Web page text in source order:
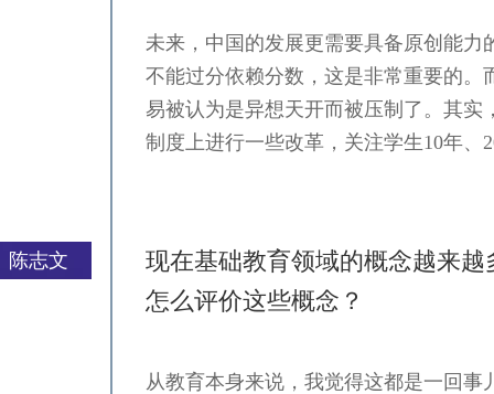
未来，中国的发展更需要具备原创能
不能过分依赖分数，这是非常重要的
易被认为是异想天开而被压制了。其
制度上进行一些改革，关注学生10年、
陈志文
现在基础教育领域的概念越来
怎么评价这些概念？
从教育本身来说，我觉得这都是一回